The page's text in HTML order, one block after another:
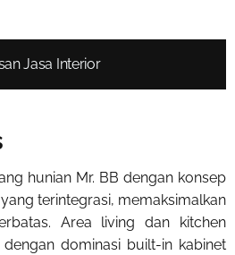
Jasa Interior
hunian Mr. BB dengan konsep
terintegrasi, memaksimalkan
Area living dan kitchen
dominasi built-in kabinet